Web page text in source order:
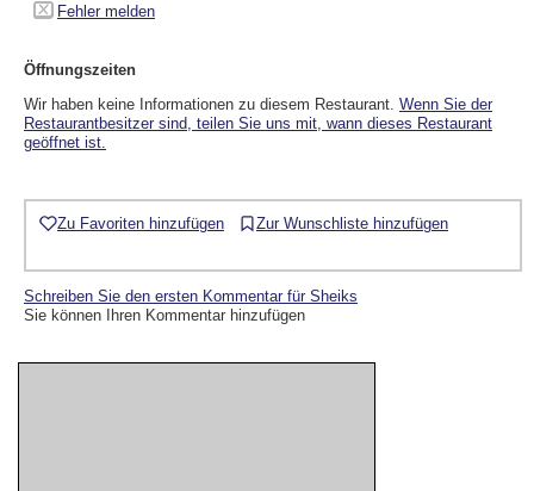
Fehler melden
Öffnungszeiten
Wir haben keine Informationen zu diesem Restaurant. Wenn Sie der
Restaurantbesitzer sind, teilen Sie uns mit, wann dieses Restaurant
geöffnet ist.
Zu Favoriten hinzufügen Zur Wunschliste hinzufügen
Schreiben Sie den ersten Kommentar für Sheiks
Sie können Ihren Kommentar hinzufügen